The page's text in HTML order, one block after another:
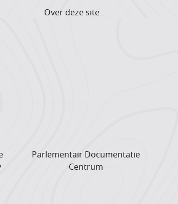
Over deze site
Parlementair Documentatie
Centrum